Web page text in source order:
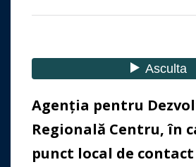
Agenția pentru
Regională Centru, în
punct local de contact